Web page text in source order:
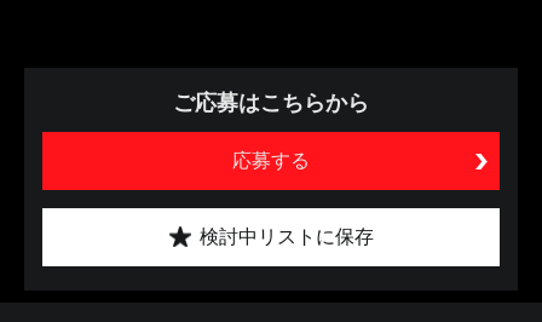
ご応募はこちらから
応募する
検討中リストに保存